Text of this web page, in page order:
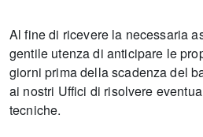
Al fine di ricevere la necessaria
gentile utenza di anticipare le
giorni prima della scadenza del
ai nostri Uffici di risolvere
tecniche.